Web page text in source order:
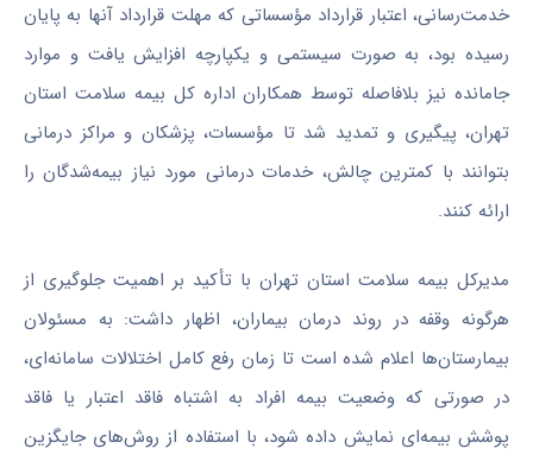
خدمت‌رسانی، اعتبار قرارداد مؤسساتی که مهلت قرارداد آنها به پایان
رسیده بود، به‌ صورت سیستمی و یکپارچه افزایش یافت و موارد
جامانده نیز بلافاصله توسط همکاران اداره کل بیمه سلامت استان
تهران، پیگیری و تمدید شد تا مؤسسات، پزشکان و مراکز درمانی
بتوانند با کمترین چالش، خدمات درمانی مورد نیاز بیمه‌شدگان را
ارائه کنند.
مدیرکل بیمه سلامت استان تهران با تأکید بر اهمیت جلوگیری از
هرگونه وقفه در روند درمان بیماران، اظهار داشت: به مسئولان
بیمارستان‌ها اعلام شده است تا زمان رفع کامل اختلالات سامانه‌ای،
در صورتی که وضعیت بیمه افراد به اشتباه فاقد اعتبار یا فاقد
پوشش بیمه‌ای نمایش داده شود، با استفاده از روش‌های جایگزین